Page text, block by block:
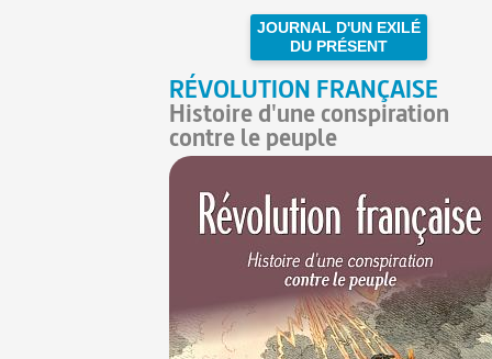
JOURNAL D'UN EXILÉ
DU PRÉSENT
RÉVOLUTION FRANÇAISE
Histoire d'une conspiration
contre le peuple